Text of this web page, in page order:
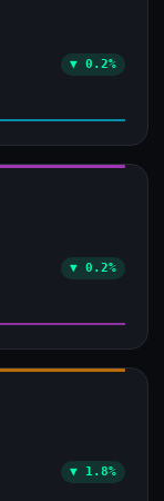
▼ 0.2%
▼ 0.2%
▼ 1.8%